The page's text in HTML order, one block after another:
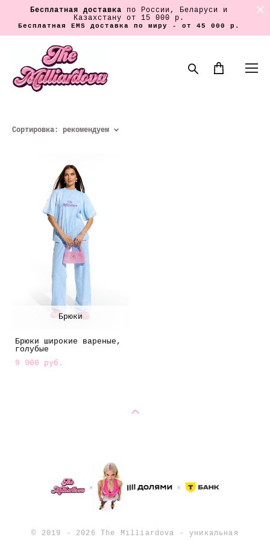
Бесплатная доставка
по России, Беларуси и
Казахстану от 15 000 р.
Бесплатная EMS доставка по миру - от 45 000 р.
Сортировка: рекомендуем
Брюки
Брюки широкие вареные,
голубые
9 900 pуб.
© 2019 - 2026 The Milliardova - уникальная